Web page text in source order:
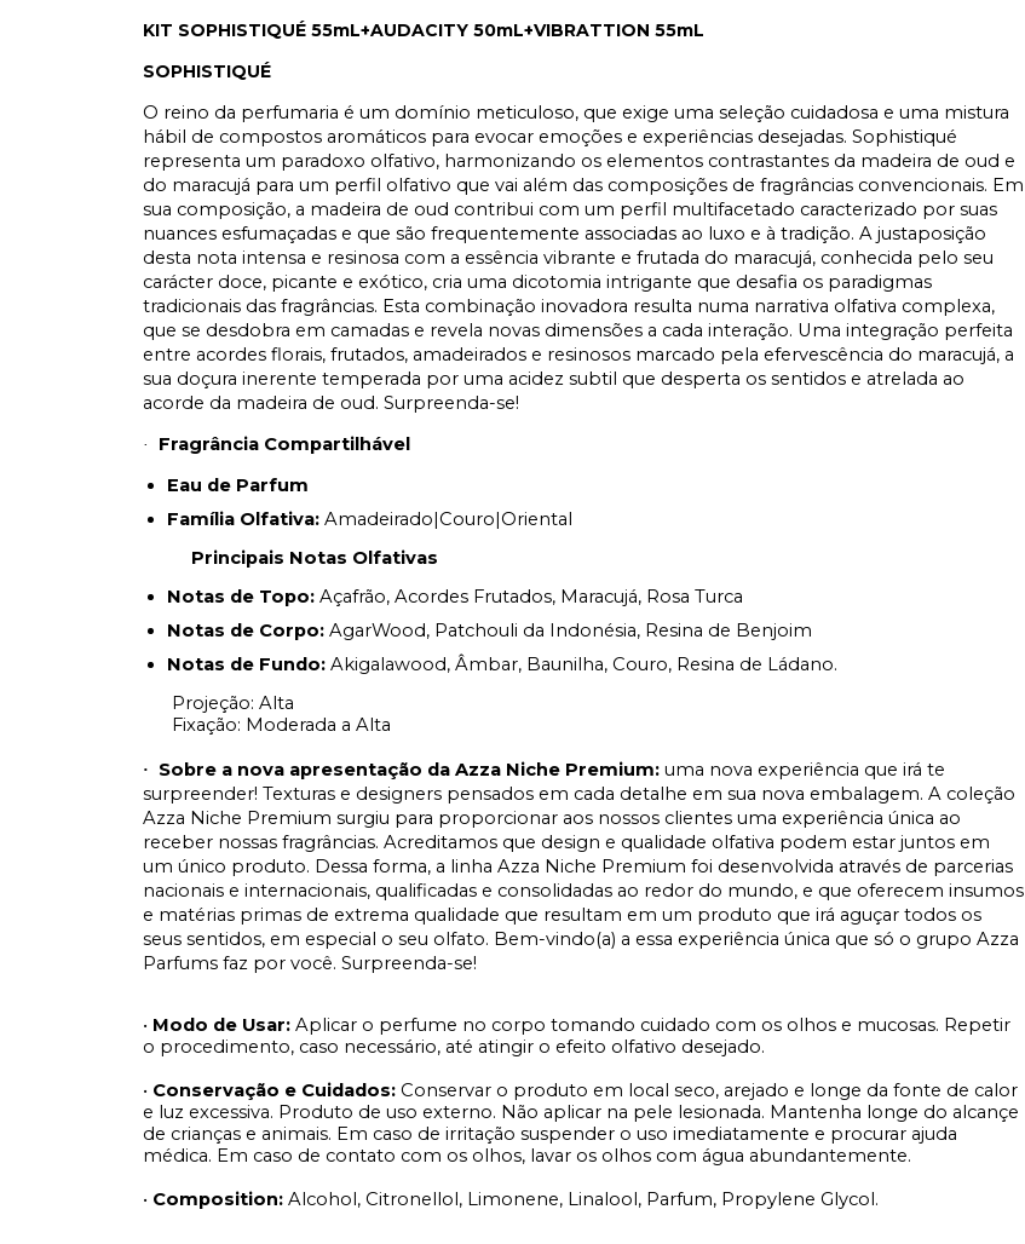
KIT SOPHISTIQUÉ 55mL+AUDACITY 50mL+VIBRATTION 55mL
SOPHISTIQUÉ
O reino da perfumaria é um domínio meticuloso, que exige uma seleção cuidadosa e uma mistura
hábil de compostos aromáticos para evocar emoções e experiências desejadas. Sophistiqué
representa um paradoxo olfativo, harmonizando os elementos contrastantes da madeira de oud e
do maracujá para um perfil olfativo que vai além das composições de fragrâncias convencionais. Em
sua composição, a madeira de oud contribui com um perfil multifacetado caracterizado por suas
nuances esfumaçadas e que são frequentemente associadas ao luxo e à tradição. A justaposição
desta nota intensa e resinosa com a essência vibrante e frutada do maracujá, conhecida pelo seu
carácter doce, picante e exótico, cria uma dicotomia intrigante que desafia os paradigmas
tradicionais das fragrâncias. Esta combinação inovadora resulta numa narrativa olfativa complexa,
que se desdobra em camadas e revela novas dimensões a cada interação. Uma integração perfeita
entre acordes florais, frutados, amadeirados e resinosos marcado pela efervescência do maracujá, a
sua doçura inerente temperada por uma acidez subtil que desperta os sentidos e atrelada ao
acorde da madeira de oud. Surpreenda-se!
·
Fragrância Compartilhável
Eau de Parfum
Família Olfativa: Amadeirado|Couro|Oriental
Principais Notas Olfativas
Notas de Topo: Açafrão, Acordes Frutados, Maracujá, Rosa Turca
Notas de Corpo: AgarWood, Patchouli da Indonésia, Resina de Benjoim
Notas de Fundo: Akigalawood, Âmbar, Baunilha, Couro, Resina de Ládano.
Projeção: Alta
Fixação: Moderada a Alta
· Sobre a nova apresentação da Azza Niche Premium: uma nova experiência que irá te
surpreender! Texturas e designers pensados em cada detalhe em sua nova embalagem. A coleção
Azza Niche Premium surgiu para proporcionar aos nossos clientes uma experiência única ao
receber nossas fragrâncias. Acreditamos que design e qualidade olfativa podem estar juntos em
um único produto. Dessa forma, a linha Azza Niche Premium foi desenvolvida através de parcerias
nacionais e internacionais, qualificadas e consolidadas ao redor do mundo, e que oferecem insumos
e matérias primas de extrema qualidade que resultam em um produto que irá aguçar todos os
seus sentidos, em especial o seu olfato. Bem-vindo(a) a essa experiência única que só o grupo Azza
Parfums faz por você. Surpreenda-se!
• Modo de Usar: Aplicar o perfume no corpo tomando cuidado com os olhos e mucosas. Repetir
o procedimento, caso necessário, até atingir o efeito olfativo desejado.
• Conservação e Cuidados: Conservar o produto em local seco, arejado e longe da fonte de calor
e luz excessiva. Produto de uso externo. Não aplicar na pele lesionada. Mantenha longe do alcançe
de crianças e animais. Em caso de irritação suspender o uso imediatamente e procurar ajuda
médica. Em caso de contato com os olhos, lavar os olhos com água abundantemente.
• Composition: Alcohol, Citronellol, Limonene, Linalool, Parfum, Propylene Glycol.